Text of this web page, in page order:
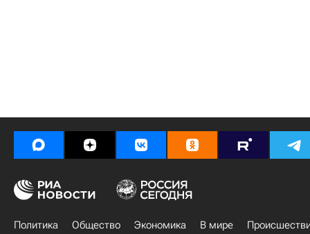
Политика Общество Экономика В мире